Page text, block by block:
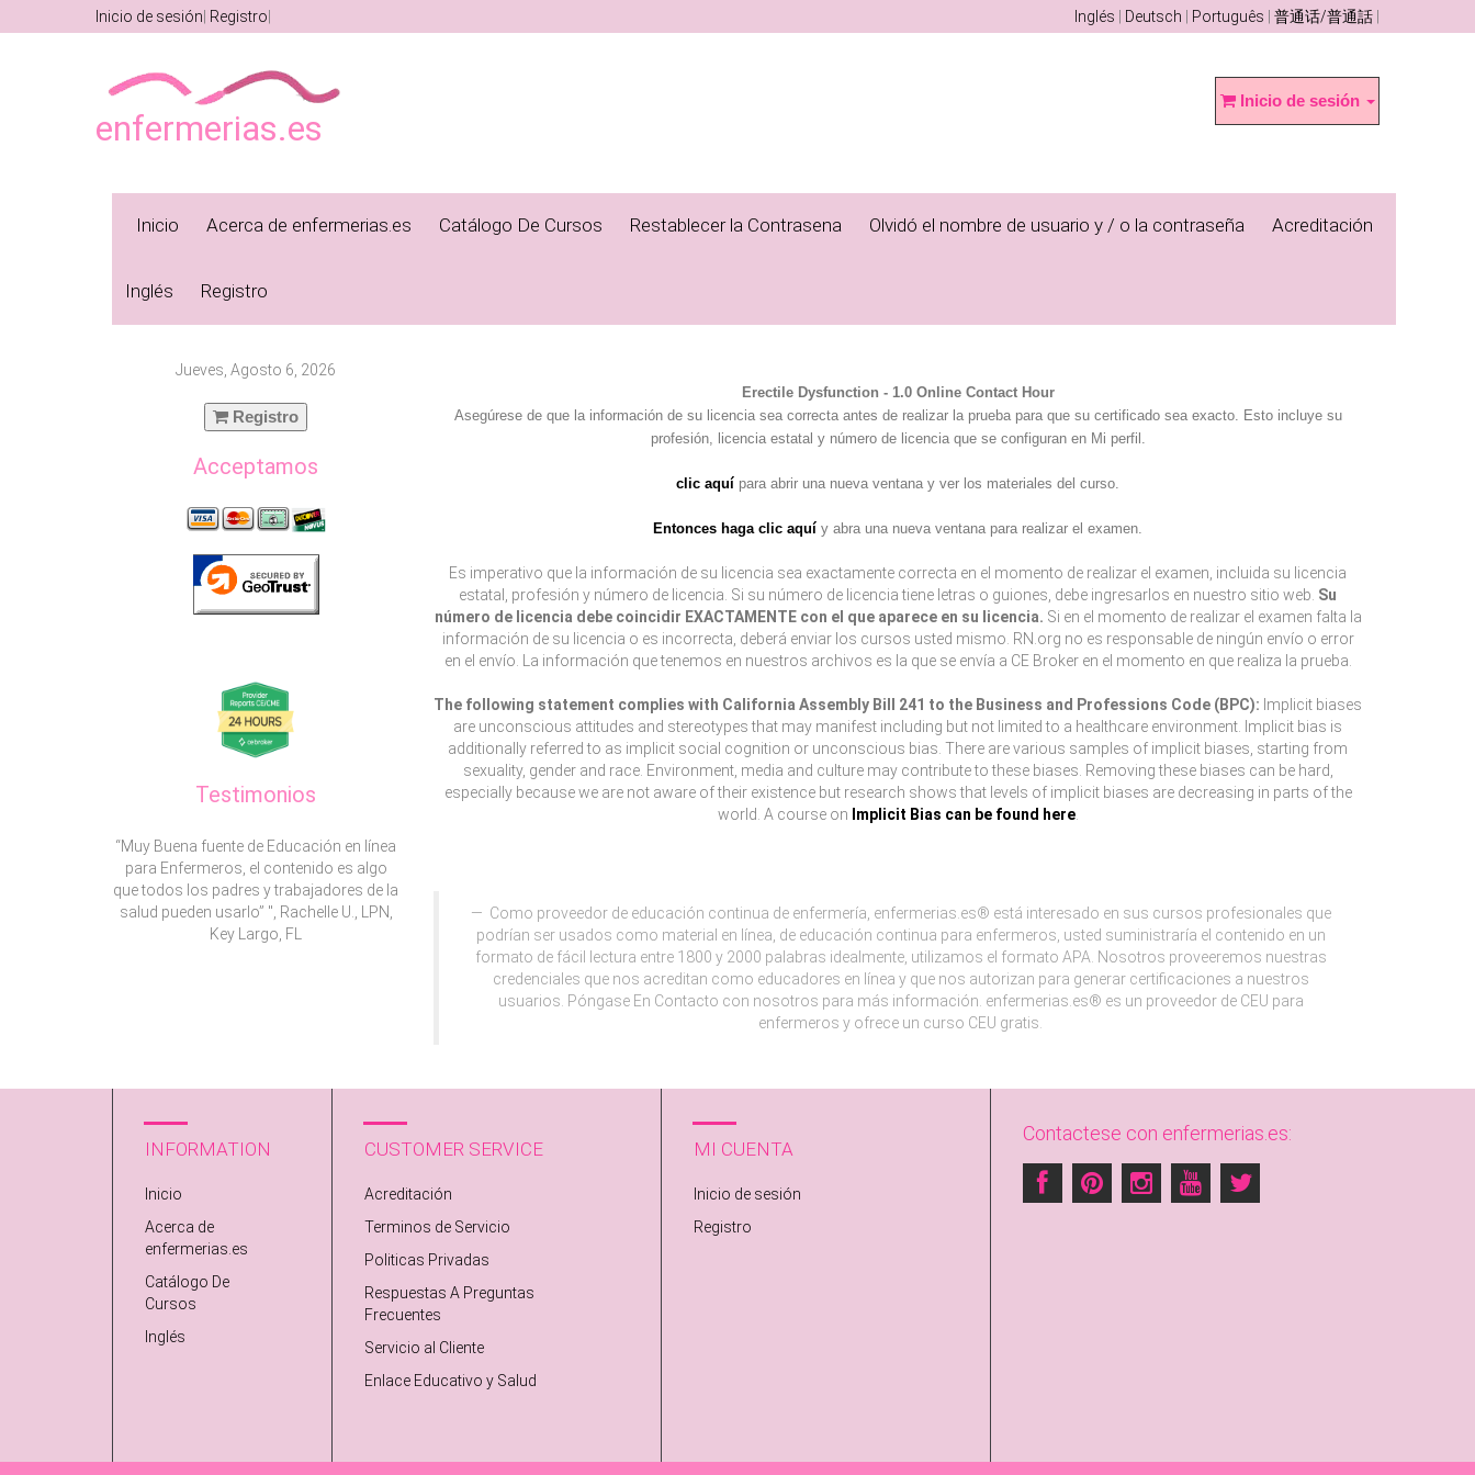
Inicio de sesión Registro Inglés Deutsch Português 普通话/普通話
enfermerias.es
Inicio de sesión
Inicio Acerca de enfermerias.es Catálogo De Cursos Restablecer la Contrasena Olvidó el nombre de usuario y / o la contraseña Acreditación
Inglés Registro
Jueves, Agosto 6, 2026
Registro
Acceptamos
Testimonios
“Muy Buena fuente de Educación en línea
para Enfermeros, el contenido es algo
que todos los padres y trabajadores de la
salud pueden usarlo” ", Rachelle U., LPN,
Key Largo, FL
Erectile Dysfunction - 1.0 Online Contact Hour
Asegúrese de que la información de su licencia sea correcta antes de realizar la prueba para que su certificado sea exacto. Esto incluye su
profesión, licencia estatal y número de licencia que se configuran en Mi perfil.
clic aquí para abrir una nueva ventana y ver los materiales del curso.
Entonces haga clic aquí y abra una nueva ventana para realizar el examen.
Es imperativo que la información de su licencia sea exactamente correcta en el momento de realizar el examen, incluida su licencia
estatal, profesión y número de licencia. Si su número de licencia tiene letras o guiones, debe ingresarlos en nuestro sitio web. Su
número de licencia debe coincidir EXACTAMENTE con el que aparece en su licencia. Si en el momento de realizar el examen falta la
información de su licencia o es incorrecta, deberá enviar los cursos usted mismo. RN.org no es responsable de ningún envío o error
en el envío. La información que tenemos en nuestros archivos es la que se envía a CE Broker en el momento en que realiza la prueba.
The following statement complies with California Assembly Bill 241 to the Business and Professions Code (BPC): Implicit biases
are unconscious attitudes and stereotypes that may manifest including but not limited to a healthcare environment. Implicit bias is
additionally referred to as implicit social cognition or unconscious bias. There are various samples of implicit biases, starting from
sexuality, gender and race. Environment, media and culture may contribute to these biases. Removing these biases can be hard,
especially because we are not aware of their existence but research shows that levels of implicit biases are decreasing in parts of the
world. A course on Implicit Bias can be found here.
Como proveedor de educación continua de enfermería, enfermerias.es® está interesado en sus cursos profesionales que
podrían ser usados como material en línea, de educación continua para enfermeros, usted suministraría el contenido en un
formato de fácil lectura entre 1800 y 2000 palabras idealmente, utilizamos el formato APA. Nosotros proveeremos nuestras
credenciales que nos acreditan como educadores en línea y que nos autorizan para generar certificaciones a nuestros
usuarios. Póngase En Contacto con nosotros para más información. enfermerias.es® es un proveedor de CEU para
enfermeros y ofrece un curso CEU gratis.
INFORMATION
Inicio
Acerca de
enfermerias.es
Catálogo De
Cursos
Inglés
CUSTOMER SERVICE
Acreditación
Terminos de Servicio
Politicas Privadas
Respuestas A Preguntas
Frecuentes
Servicio al Cliente
Enlace Educativo y Salud
MI CUENTA
Inicio de sesión
Registro
Contactese con enfermerias.es: